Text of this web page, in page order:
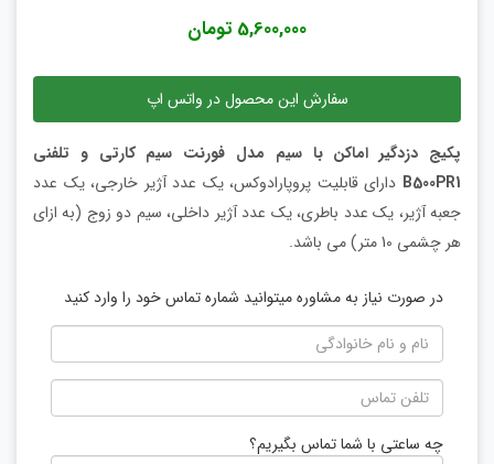
5,600,000 تومان
سفارش این محصول در واتس اپ
پکیج دزدگیر اماکن با سیم مدل فورنت سیم کارتی و تلفنی
B500PR1 دارای قابلیت پروپارادوکس، یک عدد آژیر خارجی، یک عدد
جعبه آژیر، یک عدد باطری، یک عدد آژیر داخلی، سیم دو زوج (به ازای
هر چشمی 10 متر) می باشد.
در صورت نیاز به مشاوره میتوانید شماره تماس خود را وارد کنید
چه ساعتی با شما تماس بگیریم؟